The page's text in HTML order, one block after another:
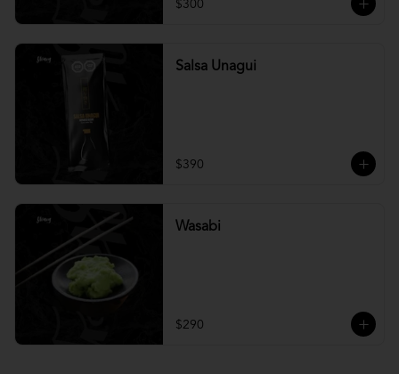
$300
Salsa Unagui
$390
Wasabi
$290